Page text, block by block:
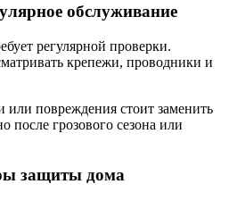
обслуживание
регулярной проверки.
крепежи, проводники и
или повреждения стоит заменить
после грозового сезона или
защиты дома